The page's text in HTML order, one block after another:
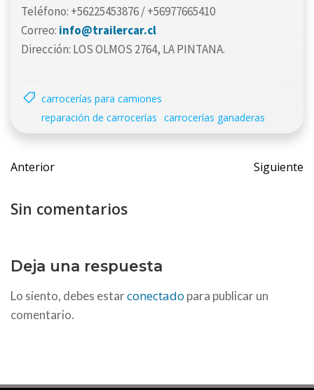
Teléfono: +56225453876 / +56977665410
Correo: info@trailercar.cl
Dirección: LOS OLMOS 2764, LA PINTANA.
carrocerías para camiones
reparación de carrocerías ⁠carrocerías ganaderas
Navegación
de
entradas
Anterior
de
Siguiente
Sin comentarios
Deja una respuesta
Lo siento, debes estarconectado para publicar un
comentario.